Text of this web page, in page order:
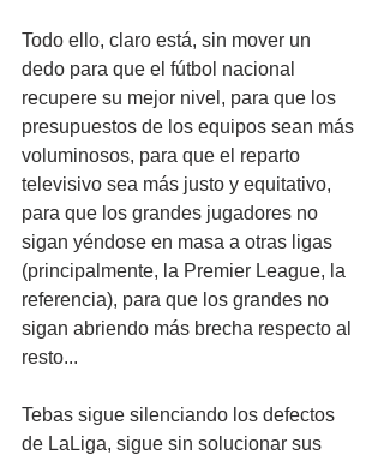
Todo ello, claro está, sin mover un
dedo para que el fútbol nacional
recupere su mejor nivel, para que los
presupuestos de los equipos sean más
voluminosos, para que el reparto
televisivo sea más justo y equitativo,
para que los grandes jugadores no
sigan yéndose en masa a otras ligas
(principalmente, la Premier League, la
referencia), para que los grandes no
sigan abriendo más brecha respecto al
resto...
Tebas sigue silenciando los defectos
de LaLiga, sigue sin solucionar sus